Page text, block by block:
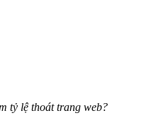
tỷ lệ thoát trang web?